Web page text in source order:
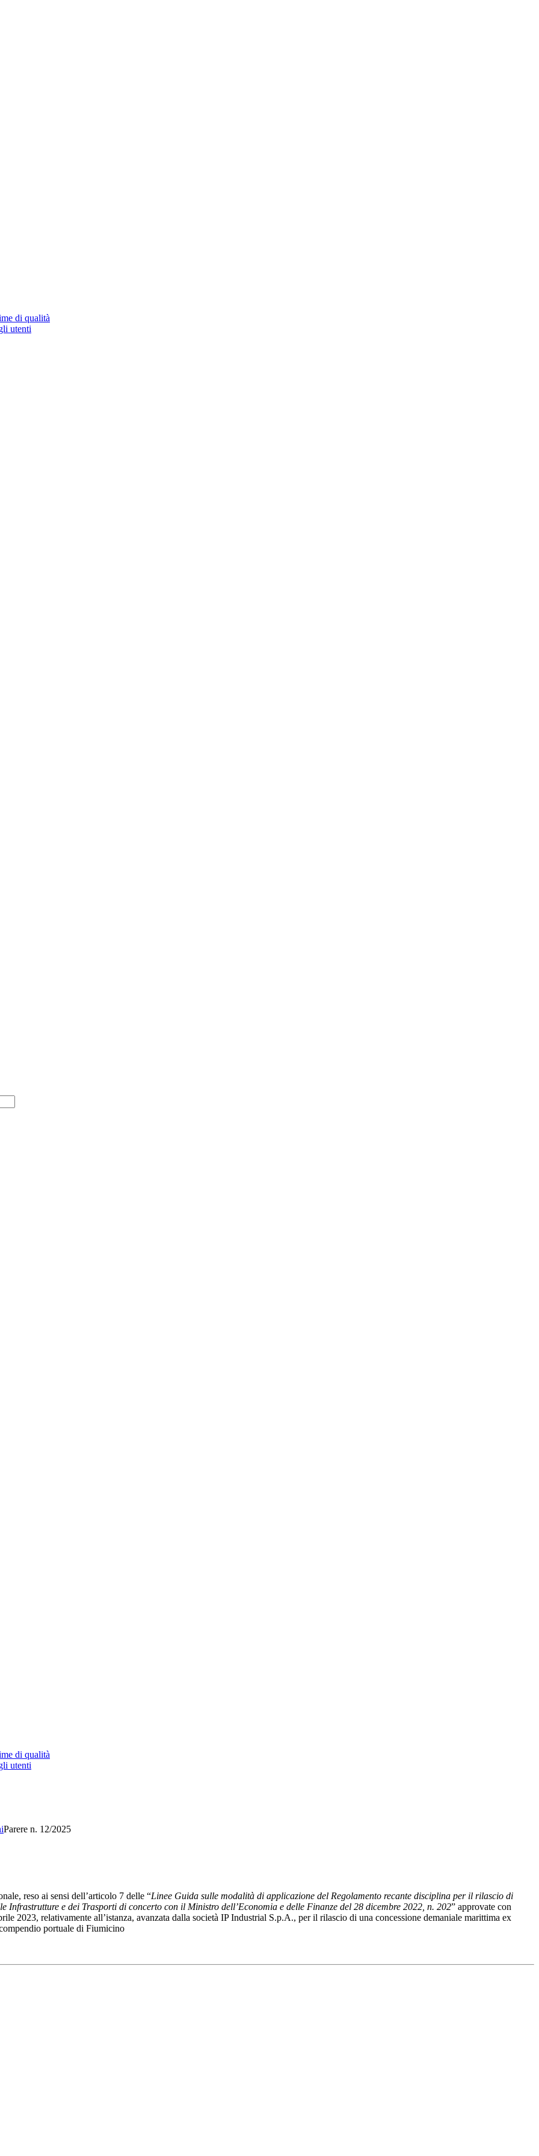
di qualità
utenti
di qualità
utenti
Parere n. 12/2025
reso ai sensi dell’articolo 7 delle “Linee Guida sulle modalità di applicazione del Regolamento recante disciplina per il rilascio di
Infrastrutture e dei Trasporti di concerto con il Ministro dell’Economia e delle Finanze del 28 dicembre 2022, n. 202” approvate con
2023, relativamente all’istanza, avanzata dalla società IP Industrial S.p.A., per il rilascio di una concessione demaniale marittima ex
portuale di Fiumicino